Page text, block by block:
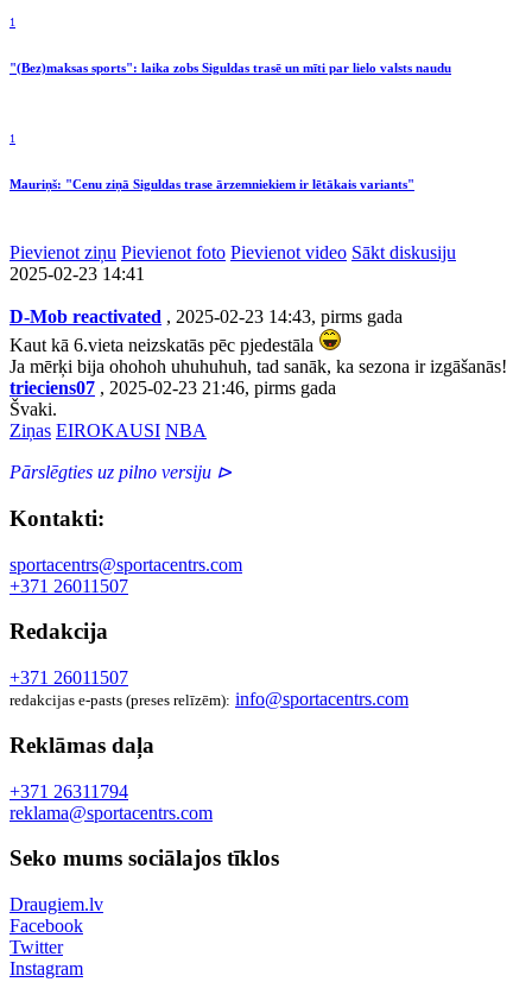
1
"(Bez)maksas sports": laika zobs Siguldas trasē un mīti par lielo valsts naudu
1
Mauriņš: "Cenu ziņā Siguldas trase ārzemniekiem ir lētākais variants"
Pievienot ziņu Pievienot foto Pievienot video Sākt diskusiju
2025-02-23 14:41
D-Mob reactivated , 2025-02-23 14:43, pirms gada
Kaut kā 6.vieta neizskatās pēc pjedestāla
Ja mērķi bija ohohoh uhuhuhuh, tad sanāk, ka sezona ir izgāšanās!
trieciens07 , 2025-02-23 21:46, pirms gada
Švaki.
Ziņas EIROKAUSI NBA
Pārslēgties uz pilno versiju ⊳
Kontakti:
sportacentrs@sportacentrs.com
+371 26011507
Redakcija
+371 26011507
redakcijas e-pasts (preses relīzēm): info@sportacentrs.com
Reklāmas daļa
+371 26311794
reklama@sportacentrs.com
Seko mums sociālajos tīklos
Draugiem.lv
Facebook
Twitter
Instagram